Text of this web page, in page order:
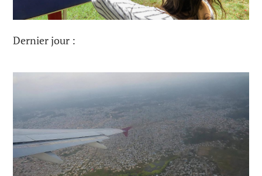
Dernier jour :